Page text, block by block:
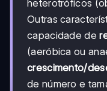
heterotróficos
Outras
capacidade de
(aeróbica ou
crescimento/
de número e